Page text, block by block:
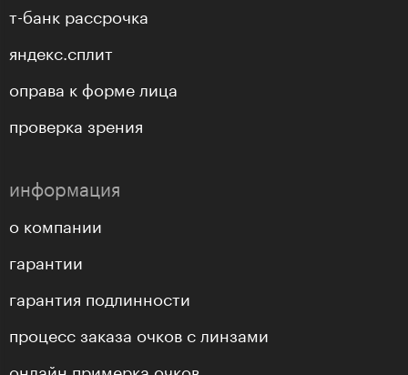
т-банк рассрочка
яндекс.сплит
оправа к форме лица
проверка зрения
информация
о компании
гарантии
гарантия подлинности
процесс заказа очков с линзами
онлайн примерка очков